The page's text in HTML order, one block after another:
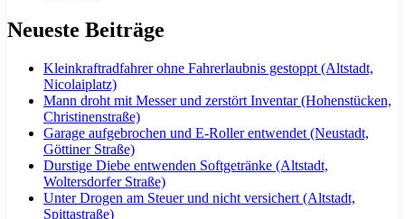
Neueste Beiträge
Kleinkraftradfahrer ohne Fahrerlaubnis gestoppt (Altstadt,
Nicolaiplatz)
Mann droht mit Messer und zerstört Inventar (Hohenstücken,
Christinenstraße)
Garage aufgebrochen und E-Roller entwendet (Neustadt,
Göttiner Straße)
Durstige Diebe entwenden Softgetränke (Altstadt,
Woltersdorfer Straße)
Unter Drogen am Steuer und nicht versichert (Altstadt,
Spittastraße)